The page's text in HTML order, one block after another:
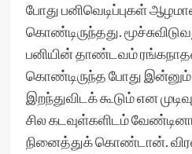
போது பனிவெடிப்புகள்
கொண்டிருந்தது.
பனியின் தாண்டவம்
கொண்டிருந்த போது இன்னும்
இறந்துவிடக் கூடும் என
சில கடவுள்களிடம்
நினைத்துக் கொண்டான்.